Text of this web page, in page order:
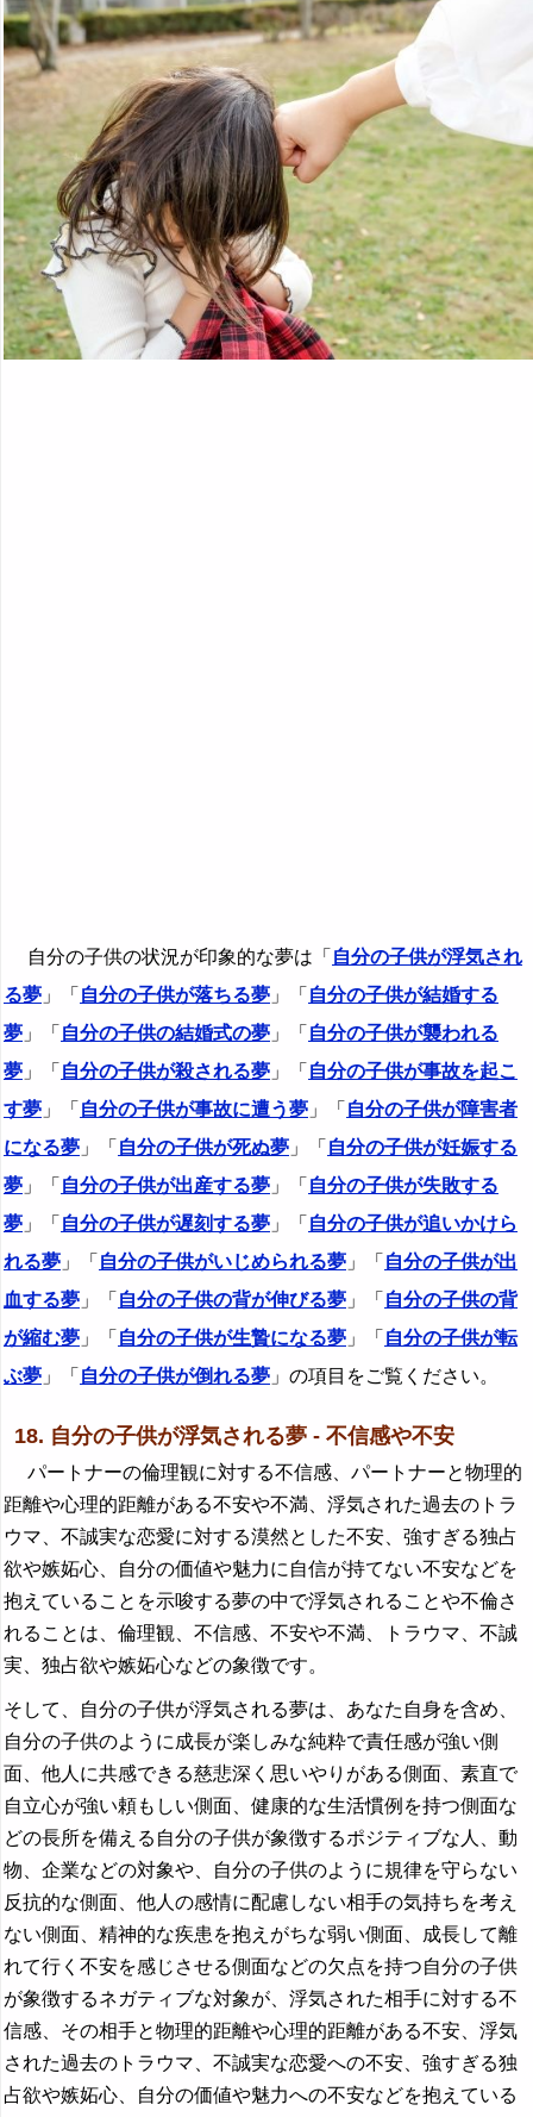
自分の子供の状況が印象的な夢は「 自分の子供が浮気され
る夢 」「 自分の子供が落ちる夢 」「 自分の子供が結婚する
夢 」「 自分の子供の結婚式の夢 」「 自分の子供が襲われる
夢 」「 自分の子供が殺される夢 」「 自分の子供が事故を起こ
す夢 」「 自分の子供が事故に遭う夢 」「 自分の子供が障害者
になる夢 」「 自分の子供が死ぬ夢 」「 自分の子供が妊娠する
夢 」「 自分の子供が出産する夢 」「 自分の子供が失敗する
夢 」「 自分の子供が遅刻する夢 」「 自分の子供が追いかけら
れる夢 」「 自分の子供がいじめられる夢 」「 自分の子供が出
血する夢 」「 自分の子供の背が伸びる夢 」「 自分の子供の背
が縮む夢 」「 自分の子供が生贄になる夢 」「 自分の子供が転
ぶ夢 」「 自分の子供が倒れる夢 」の項目をご覧ください。
18. 自分の子供が浮気される夢 - 不信感や不安
パートナーの倫理観に対する不信感、パートナーと物理的
距離や心理的距離がある不安や不満、浮気された過去のトラ
ウマ、不誠実な恋愛に対する漠然とした不安、強すぎる独占
欲や嫉妬心、自分の価値や魅力に自信が持てない不安などを
抱えていることを示唆する夢の中で浮気されることや不倫さ
れることは、倫理観、不信感、不安や不満、トラウマ、不誠
実、独占欲や嫉妬心などの象徴です。
そして、自分の子供が浮気される夢は、あなた自身を含め、
自分の子供のように成長が楽しみな純粋で責任感が強い側
面、他人に共感できる慈悲深く思いやりがある側面、素直で
自立心が強い頼もしい側面、健康的な生活慣例を持つ側面な
どの長所を備える自分の子供が象徴するポジティブな人、動
物、企業などの対象や、自分の子供のように規律を守らない
反抗的な側面、他人の感情に配慮しない相手の気持ちを考え
ない側面、精神的な疾患を抱えがちな弱い側面、成長して離
れて行く不安を感じさせる側面などの欠点を持つ自分の子供
が象徴するネガティブな対象が、浮気された相手に対する不
信感、その相手と物理的距離や心理的距離がある不安、浮気
された過去のトラウマ、不誠実な恋愛への不安、強すぎる独
占欲や嫉妬心、自分の価値や魅力への不安などを抱えている